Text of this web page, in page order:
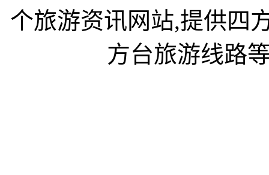
个旅游资讯网站,提供四
方台旅游线路